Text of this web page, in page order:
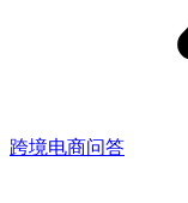
跨境电商问答